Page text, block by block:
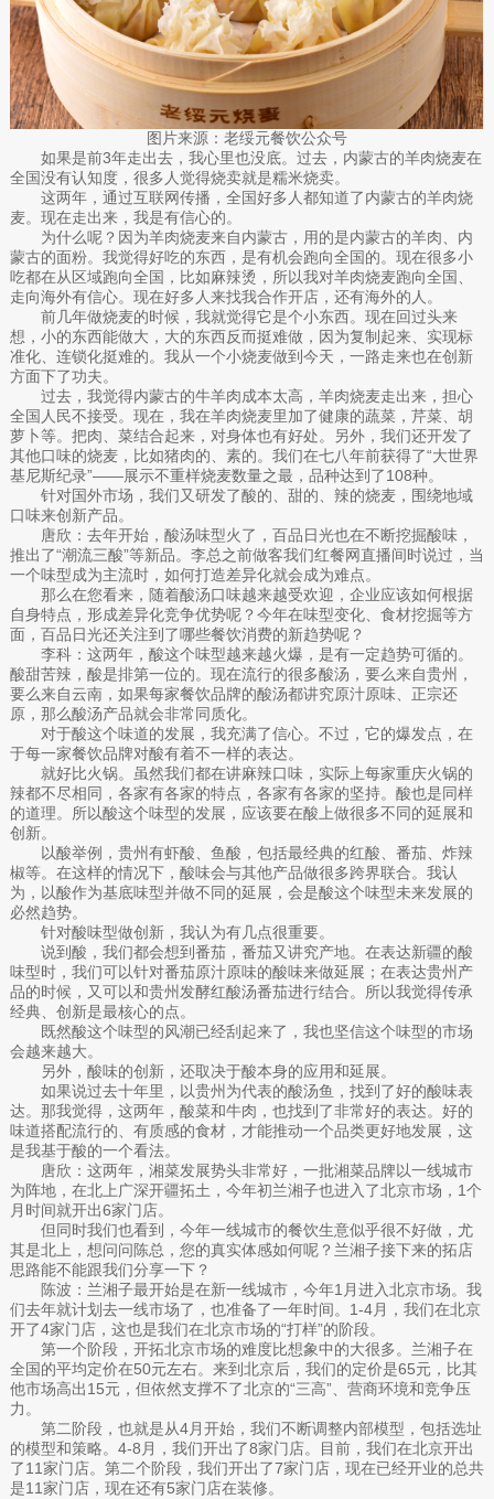
图片来源：老绥元餐饮公众号
如果是前3年走出去，我心里也没底。过去，内蒙古的羊肉烧麦在
全国没有认知度，很多人觉得烧卖就是糯米烧卖。
这两年，通过互联网传播，全国好多人都知道了内蒙古的羊肉烧
麦。现在走出来，我是有信心的。
为什么呢？因为羊肉烧麦来自内蒙古，用的是内蒙古的羊肉、内
蒙古的面粉。我觉得好吃的东西，是有机会跑向全国的。现在很多小
吃都在从区域跑向全国，比如麻辣烫，所以我对羊肉烧麦跑向全国、
走向海外有信心。现在好多人来找我合作开店，还有海外的人。
前几年做烧麦的时候，我就觉得它是个小东西。现在回过头来
想，小的东西能做大，大的东西反而挺难做，因为复制起来、实现标
准化、连锁化挺难的。我从一个小烧麦做到今天，一路走来也在创新
方面下了功夫。
过去，我觉得内蒙古的牛羊肉成本太高，羊肉烧麦走出来，担心
全国人民不接受。现在，我在羊肉烧麦里加了健康的蔬菜，芹菜、胡
萝卜等。把肉、菜结合起来，对身体也有好处。另外，我们还开发了
其他口味的烧麦，比如猪肉的、素的。我们在七八年前获得了“大世界
基尼斯纪录”——展示不重样烧麦数量之最，品种达到了108种。
针对国外市场，我们又研发了酸的、甜的、辣的烧麦，围绕地域
口味来创新产品。
唐欣：去年开始，酸汤味型火了，百品日光也在不断挖掘酸味，
推出了“潮流三酸”等新品。李总之前做客我们红餐网直播间时说过，当
一个味型成为主流时，如何打造差异化就会成为难点。
那么在您看来，随着酸汤口味越来越受欢迎，企业应该如何根据
自身特点，形成差异化竞争优势呢？今年在味型变化、食材挖掘等方
面，百品日光还关注到了哪些餐饮消费的新趋势呢？
李科：这两年，酸这个味型越来越火爆，是有一定趋势可循的。
酸甜苦辣，酸是排第一位的。现在流行的很多酸汤，要么来自贵州，
要么来自云南，如果每家餐饮品牌的酸汤都讲究原汁原味、正宗还
原，那么酸汤产品就会非常同质化。
对于酸这个味道的发展，我充满了信心。不过，它的爆发点，在
于每一家餐饮品牌对酸有着不一样的表达。
就好比火锅。虽然我们都在讲麻辣口味，实际上每家重庆火锅的
辣都不尽相同，各家有各家的特点，各家有各家的坚持。酸也是同样
的道理。所以酸这个味型的发展，应该要在酸上做很多不同的延展和
创新。
以酸举例，贵州有虾酸、鱼酸，包括最经典的红酸、番茄、炸辣
椒等。在这样的情况下，酸味会与其他产品做很多跨界联合。我认
为，以酸作为基底味型并做不同的延展，会是酸这个味型未来发展的
必然趋势。
针对酸味型做创新，我认为有几点很重要。
说到酸，我们都会想到番茄，番茄又讲究产地。在表达新疆的酸
味型时，我们可以针对番茄原汁原味的酸味来做延展；在表达贵州产
品的时候，又可以和贵州发酵红酸汤番茄进行结合。所以我觉得传承
经典、创新是最核心的点。
既然酸这个味型的风潮已经刮起来了，我也坚信这个味型的市场
会越来越大。
另外，酸味的创新，还取决于酸本身的应用和延展。
如果说过去十年里，以贵州为代表的酸汤鱼，找到了好的酸味表
达。那我觉得，这两年，酸菜和牛肉，也找到了非常好的表达。好的
味道搭配流行的、有质感的食材，才能推动一个品类更好地发展，这
是我基于酸的一个看法。
唐欣：这两年，湘菜发展势头非常好，一批湘菜品牌以一线城市
为阵地，在北上广深开疆拓土，今年初兰湘子也进入了北京市场，1个
月时间就开出6家门店。
但同时我们也看到，今年一线城市的餐饮生意似乎很不好做，尤
其是北上，想问问陈总，您的真实体感如何呢？兰湘子接下来的拓店
思路能不能跟我们分享一下？
陈波：兰湘子最开始是在新一线城市，今年1月进入北京市场。我
们去年就计划去一线市场了，也准备了一年时间。1-4月，我们在北京
开了4家门店，这也是我们在北京市场的“打样”的阶段。
第一个阶段，开拓北京市场的难度比想象中的大很多。兰湘子在
全国的平均定价在50元左右。来到北京后，我们的定价是65元，比其
他市场高出15元，但依然支撑不了北京的“三高”、营商环境和竞争压
力。
第二阶段，也就是从4月开始，我们不断调整内部模型，包括选址
的模型和策略。4-8月，我们开出了8家门店。目前，我们在北京开出
了11家门店。第二个阶段，我们开出了7家门店，现在已经开业的总共
是11家门店，现在还有5家门店在装修。